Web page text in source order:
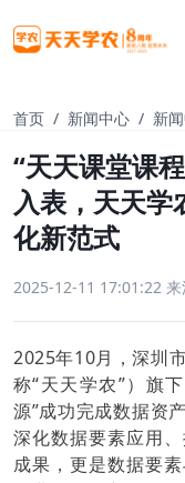
首页 新闻中心 新
“天天课堂课
入表，天天学
化新范式
2025-12-11 17:01:22
2025年10月，深圳
称“天天学农”）旗
源”成功完成数据资
深化数据要素应用
成果，更是数据要